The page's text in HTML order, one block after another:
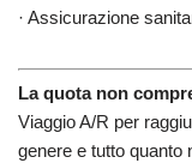
· Assicurazione
La quota non
Viaggio A/R per
genere e tutto quanto